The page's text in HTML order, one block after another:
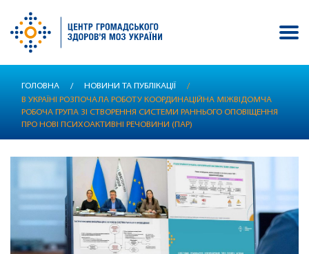
вмісту
ГОЛОВНА / НОВИНИ ТА ПУБЛІКАЦІЇ
/
В УКРАЇНІ РОЗПОЧАЛА РОБОТУ КООРДИНАЦІЙНА МІЖВІДОМЧА
РОБОЧА ГРУПА ЗІ СТВОРЕННЯ СИСТЕМИ РАННЬОГО ОПОВІЩЕННЯ
ПРО НОВІ ПСИХОАКТИВНІ РЕЧОВИНИ (ПАР)